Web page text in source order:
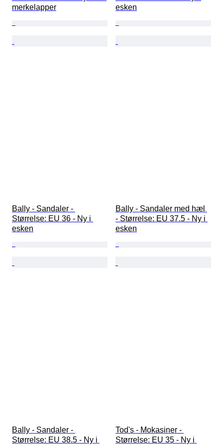
merkelapper
esken
Bally - Sandaler -
Størrelse: EU 36 - Ny i
esken
Bally - Sandaler med hæl
- Størrelse: EU 37.5 - Ny i
esken
Bally - Sandaler -
Størrelse: EU 38.5 - Ny i
Tod's - Mokasiner -
Størrelse: EU 35 - Ny i